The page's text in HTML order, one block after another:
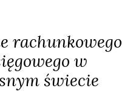
rachunkowego
w
świecie